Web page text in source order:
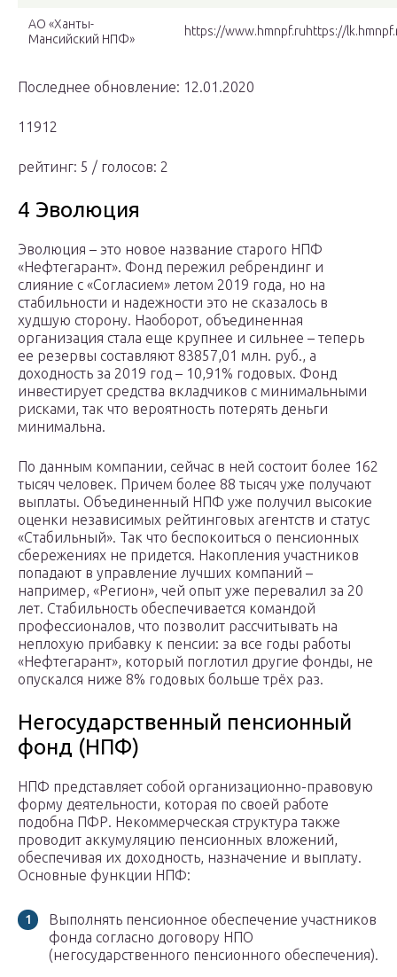
АО «Ханты-
Мансийский НПФ»
https://www.hmnpf.ruhttps://
Последнее обновление: 12.01.2020
11912
рейтинг: 5 / голосов: 2
4 Эволюция
Эволюция – это новое название старого НПФ
«Нефтегарант». Фонд пережил ребрендинг и
слияние с «Согласием» летом 2019 года, но на
стабильности и надежности это не сказалось в
худшую сторону. Наоборот, объединенная
организация стала еще крупнее и сильнее – теперь
ее резервы составляют 83857,01 млн. руб., а
доходность за 2019 год – 10,91% годовых. Фонд
инвестирует средства вкладчиков с минимальными
рисками, так что вероятность потерять деньги
минимальна.
По данным компании, сейчас в ней состоит более 162
тысяч человек. Причем более 88 тысяч уже получают
выплаты. Объединенный НПФ уже получил высокие
оценки независимых рейтинговых агентств и статус
«Стабильный». Так что беспокоиться о пенсионных
сбережениях не придется. Накопления участников
попадают в управление лучших компаний –
например, «Регион», чей опыт уже перевалил за 20
лет. Стабильность обеспечивается командой
профессионалов, что позволит рассчитывать на
неплохую прибавку к пенсии: за все годы работы
«Нефтегарант», который поглотил другие фонды, не
опускался ниже 8% годовых больше трёх раз.
Негосударственный пенсионный
фонд (НПФ)
НПФ представляет собой организационно-правовую
форму деятельности, которая по своей работе
подобна ПФР. Некоммерческая структура также
проводит аккумуляцию пенсионных вложений,
обеспечивая их доходность, назначение и выплату.
Основные функции НПФ:
Выполнять пенсионное обеспечение участников
фонда согласно договору НПО
(негосударственного пенсионного обеспечения).